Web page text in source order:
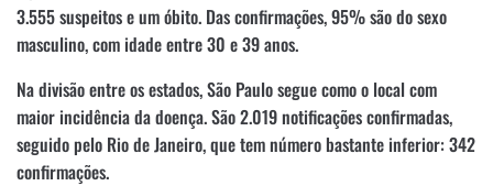
3.555 suspeitos e um óbito. Das confirmações, 95% são do sexo
masculino, com idade entre 30 e 39 anos.
Na divisão entre os estados, São Paulo segue como o local com
maior incidência da doença. São 2.019 notificações confirmadas,
seguido pelo Rio de Janeiro, que tem número bastante inferior: 342
confirmações.